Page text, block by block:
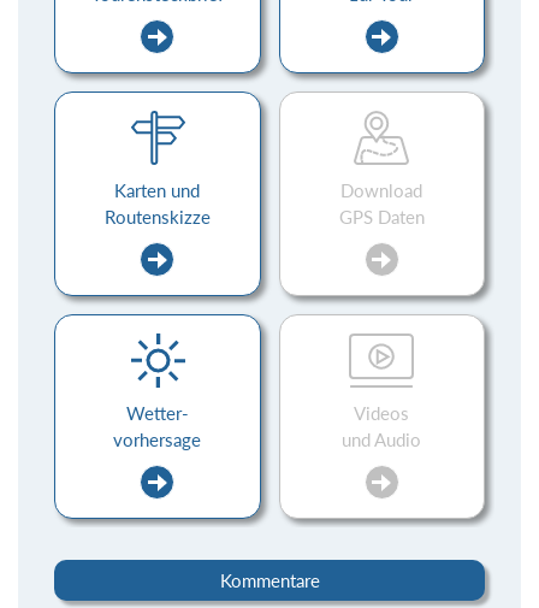
Karten und
Routenskizze
Download
GPS Daten
Wetter-
vorhersage
Videos
und Audio
Kommentare